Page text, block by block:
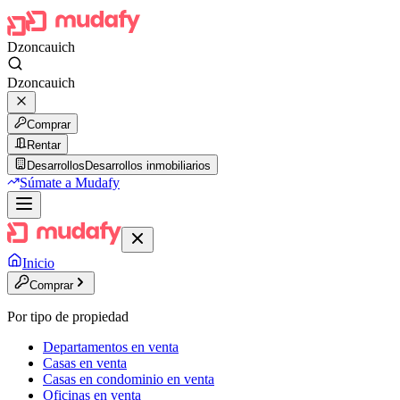
Dzoncauich
Dzoncauich
Comprar
Rentar
Desarrollos Desarrollos inmobiliarios
Súmate a Mudafy
Inicio
Comprar
Por tipo de propiedad
Departamentos en venta
Casas en venta
Casas en condominio en venta
Oficinas en venta